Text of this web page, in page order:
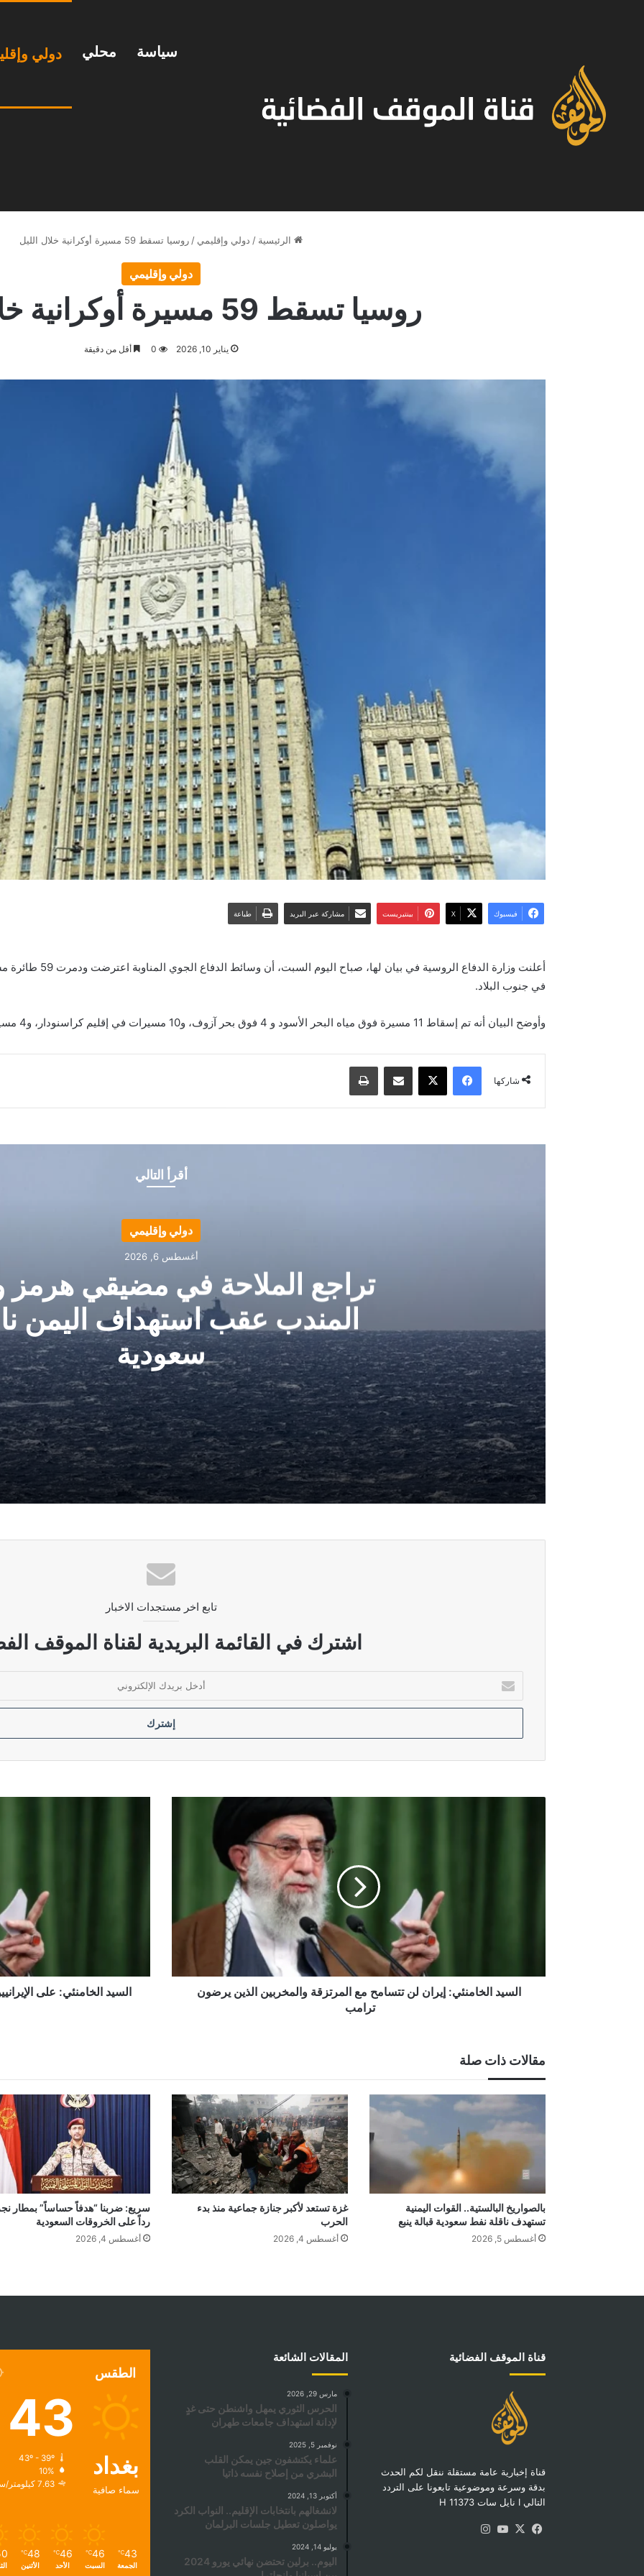
سياسة محلي دولي
الرئيسية / دولي وإقليمي / روسيا تسقط 59 مسيرة أوكرانية خلال الليل
دولي وإقليمي
روسيا تسقط 59 مسيرة أوكرانية خلال الليل
يناير 10, 2026 0 أقل من دقيقة
فيسبوك ‫X بينتيريست مشاركة عبر البريد طباعة
أعلنت وزارة الدفاع
في جنوب البلاد.
وأوضح البيان أنه تم إسقاط 11 مسيرة فوق مياه البحر الأسود و 4 فوق بحر آزوف، و10 مسيرات في إقليم كراسنودار، و4 مسيرات فوق أراضي كل من جمهوريتي القرم وأديغيا.
شاركها
فيسبوك ‫X مشاركة عبر البريد طباعة
أقرأ التالي
دولي وإقليمي
أغسطس 6, 2026
تراجع الملاحة في مضيقي هرمز
المندب عقب استهداف اليمن
سعودية
أغسطس 6, 2026
تراجع الملاحة في مضيقي هرمز وباب المندب عقب استهداف اليمن ناقلة سعودية
قطر: الاتصالات مستمرة لدعم المفاوضات بين واشنطن وطهران
الدرويش: سوريا تحولت إلى بيئة خصبة للتنظيمات الإرهابية
تابع اخر مستجدات الاخبار
اشترك في القائمة البريدية لقناة الموقف
بريدك
الإلكتروني
السيد الخامنئي: إيران لن تتسامح مع المرتزقة والمخربين الذين يرضون
ترامب
السيد الخامنئي: على
مقالات ذات صلة
بالصواريخ البالستية.. القوات اليمنية
تستهدف ناقلة نفط سعودية قبالة ينبع
أغسطس 5, 2026
غزة تستعد لأكبر جنازة جماعية منذ بدء
الحرب
أغسطس 4, 2026
سريع: ضربنا “هدفاً حساساً” بمطار
رداً على الخروقات السعودية
أغسطس 4, 2026
قناة الموقف الفضائية
قناة إخبارية عامة مستقلة ننقل لكم الحدث
بدقة وسرعة وموضوعية تابعونا على التردد
التالي I نايل سات 11373 H
فيسبوك
‫X
‫YouTube
المقالات الشائعة
مارس 29, 2026
الحرس الثوري يمهل واشنطن حتى غدٍ
لإدانة استهداف جامعات طهران
نوفمبر 5, 2025
علماء يكتشفون جين يمكن القلب
البشري من إصلاح نفسه ذاتيا
أكتوبر 13, 2024
لانشغالهم بانتخابات الإقليم.. النواب الكرد
يواصلون تعطيل جلسات البرلمان
يوليو 14, 2024
اليوم.. برلين تحتضن نهائي يورو 2024
الطقس
بغداد
سماء صافية
43
43º - 39º
10%
7.63 كيلومتر/ساعة
43
℃
الجمعة
46
℃
السبت
46
℃
الأحد
48
℃
الأثنين